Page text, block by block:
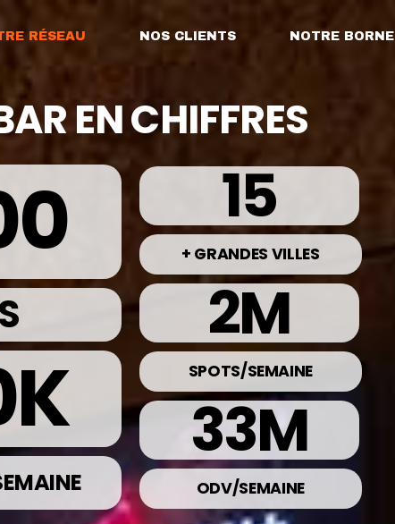
RÉSEAU NOS CLIENTS NOTRE BORNE
EN CHIFFRES
K
15
+ GRANDES VILLES
2M
SPOTS/SEMAINE
33M
ODV/SEMAINE